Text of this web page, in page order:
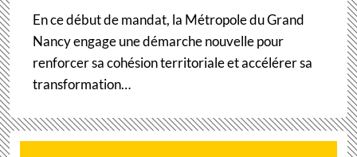
En ce début de mandat, la Métropole du Grand
Nancy engage une démarche nouvelle pour
renforcer sa cohésion territoriale et accélérer sa
transformation…